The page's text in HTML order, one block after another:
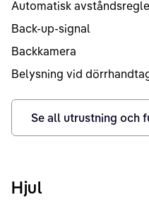
Automatisk
Back-up-signal
Backkamera
Belysning vid
Se all utrustning och
Hjul